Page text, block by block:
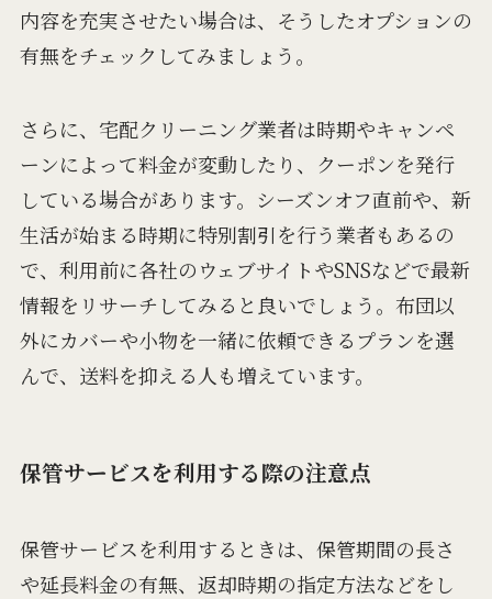
内容を充実させたい場合は、そうしたオプションの
有無をチェックしてみましょう。
さらに、宅配クリーニング業者は時期やキャンペ
ーンによって料金が変動したり、クーポンを発行
している場合があります。シーズンオフ直前や、新
生活が始まる時期に特別割引を行う業者もあるの
で、利用前に各社のウェブサイトやSNSなどで最新
情報をリサーチしてみると良いでしょう。布団以
外にカバーや小物を一緒に依頼できるプランを選
んで、送料を抑える人も増えています。
保管サービスを利用する際の注意点
保管サービスを利用するときは、保管期間の長さ
や延長料金の有無、返却時期の指定方法などをし